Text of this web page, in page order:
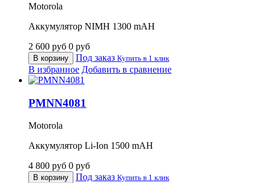
Motorola
Аккумулятор NIMH 1300 mAH
2 600 руб 0 руб
В корзину Под заказ Купить в 1 клик
В избранное Добавить в сравнение
PMNN4081
Motorola
Аккумулятор Li-Ion 1500 mAH
4 800 руб 0 руб
В корзину Под заказ Купить в 1 клик